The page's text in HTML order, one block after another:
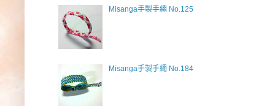
Misanga手製手繩 No.125
Misanga手製手繩 No.184